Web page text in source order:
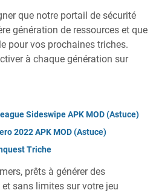
que notre portail de sécurité
génération de ressources et que
pour vos prochaines triches.
à chaque génération sur
Sideswipe APK MOD (Astuce)
2022 APK MOD (Astuce)
Triche
prêts à générer des
sans limites sur votre jeu